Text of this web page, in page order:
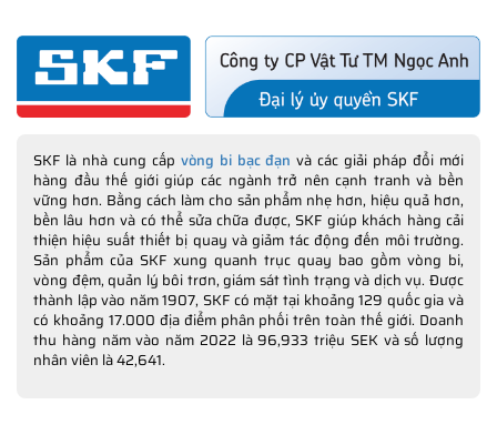
SKF là nhà cung cấp vòng bi bạc đạn và các giải pháp đổi mới
hàng đầu thế giới giúp các ngành trở nên cạnh tranh và bền
vững hơn. Bằng cách làm cho sản phẩm nhẹ hơn, hiệu quả hơn,
bền lâu hơn và có thể sửa chữa được, SKF giúp khách hàng cải
thiện hiệu suất thiết bị quay và giảm tác động đến môi trường.
Sản phẩm của SKF xung quanh trục quay bao gồm vòng bi,
vòng đệm, quản lý bôi trơn, giám sát tình trạng và dịch vụ. Được
thành lập vào năm 1907, SKF có mặt tại khoảng 129 quốc gia và
có khoảng 17.000 địa điểm phân phối trên toàn thế giới. Doanh
thu hàng năm vào năm 2022 là 96,933 triệu SEK và số lượng
nhân viên là 42,641.